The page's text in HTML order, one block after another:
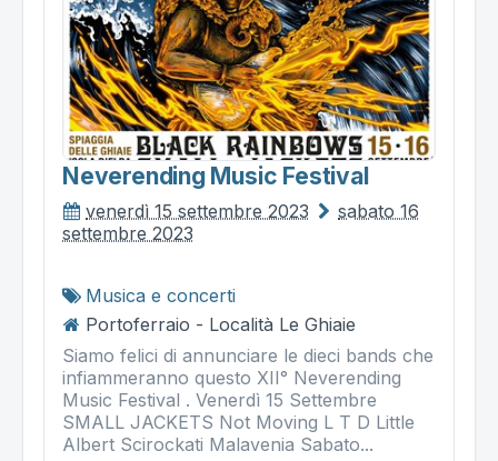
Neverending Music Festival
venerdì 15 settembre 2023
sabato 16
settembre 2023
Musica e concerti
Portoferraio - Località Le Ghiaie
Siamo felici di annunciare le dieci bands che
infiammeranno questo XII° Neverending
Music Festival . Venerdì 15 Settembre
SMALL JACKETS Not Moving L T D Little
Albert Scirockati Malavenia Sabato...